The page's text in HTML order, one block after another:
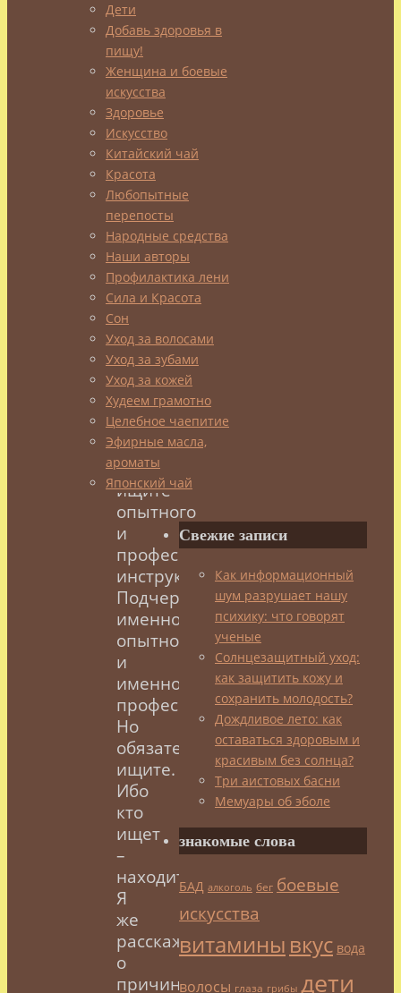
admin
28.12.2013
14.08.2014Сила
и
Красота
…
читайте
первую
часть
статьи>>
Итак,
если
кто-
то
решится
заняться
тайцзы
–
ищите
опытного
и
профессионального
инструктора.
Подчеркиваю:
именно
опытного
и
именно
профессионального.
Но
обязательно
ищите.
Ибо
кто
ищет
–
находит.
Я
же
расскажу
о
причинах,
Дети
Добавь здоровья в
пищу!
Женщина и боевые
искусства
Здоровье
Искусство
Китайский чай
Красота
Любопытные
перепосты
Народные средства
Наши авторы
Профилактика лени
Сила и Красота
Сон
Уход за волосами
Уход за зубами
Уход за кожей
Худеем грамотно
Целебное чаепитие
Эфирные масла,
ароматы
Японский чай
Свежие записи
Как информационный
шум разрушает нашу
психику: что говорят
ученые
Солнцезащитный уход:
как защитить кожу и
сохранить молодость?
Дождливое лето: как
оставаться здоровым и
красивым без солнца?
Три аистовых басни
Мемуары об эболе
знакомые слова
БАД алкоголь бег боевые
искусства
витамины вкус вода
волосы глаза грибы дети